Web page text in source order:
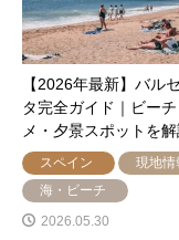
【2026年最新】バル
タ完全ガイド｜ビー
メ・夕景スポットを解
スペイン
現地情
海・ビーチ
2026.05.30